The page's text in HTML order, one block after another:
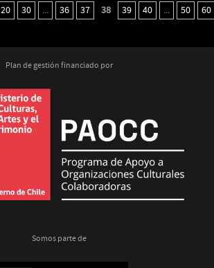
20 30 ... 36 37 38 39 40 ... 50
60
Plan de gestión financiado por
Somos parte de